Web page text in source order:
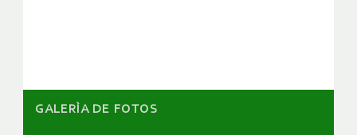
GALERÌA DE FOTOS